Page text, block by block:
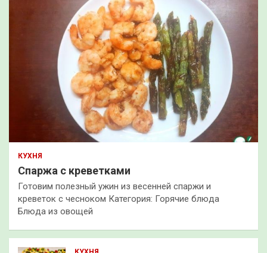
КУХНЯ
Спаржа с креветками
Готовим полезный ужин из весенней спаржи и
креветок с чесноком Категория: Горячие блюда
Блюда из овощей